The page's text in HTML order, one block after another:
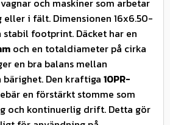
och maskiner som arbetar
eller i fält. Dimensionen 16x6.50-
stabil footprint. Däcket har en
och en totaldiameter på cirka
en bra balans mellan
Den kraftiga 10PR-
en förstärkt stomme som
och kontinuerlig drift. Detta gör